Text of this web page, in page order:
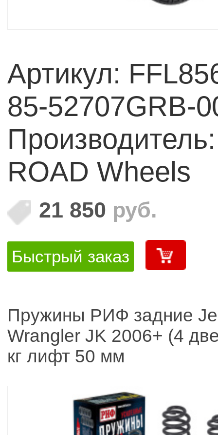
Артикул:
85-52707GRB-
ROAD Wheels
21 850 руб.
Быстрый заказ
Пружины РИФ задние
Wrangler JK 2006+ (4
кг лифт 50 мм